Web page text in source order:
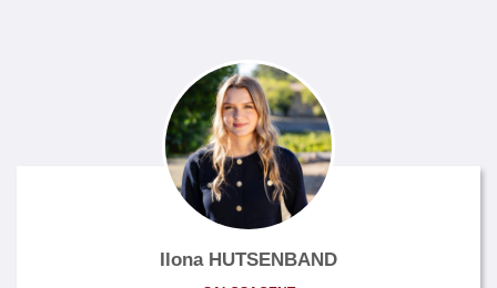
Ilona HUTSENBAND